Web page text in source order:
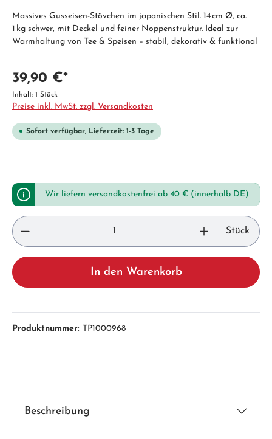
Massives Gusseisen-Stövchen im japanischen Stil. 14 cm Ø, ca.
1 kg schwer, mit Deckel und feiner Noppenstruktur. Ideal zur
Warmhaltung von Tee & Speisen – stabil, dekorativ & funktional
39,90 €*
Inhalt: 1 Stück
Preise inkl. MwSt. zzgl. Versandkosten
Sofort verfügbar, Lieferzeit: 1-3 Tage
Wir liefern versandkostenfrei ab 40 € (innerhalb DE)
Stück
In den Warenkorb
Produktnummer: TP1000968
Beschreibung